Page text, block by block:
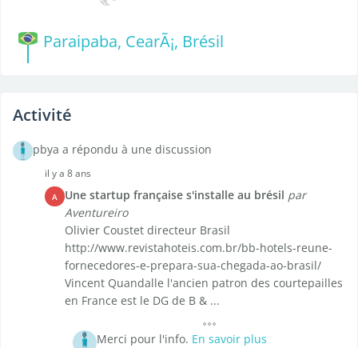
Paraipaba, CearÃ¡, Brésil
Activité
pbya a répondu à une discussion
il y a 8 ans
A Une startup française s'installe au brésil par
Aventureiro
Olivier Coustet directeur Brasil
http://www.revistahoteis.com.br/bb-hotels-reune-
fornecedores-e-prepara-sua-chegada-ao-brasil/
Vincent Quandalle l'ancien patron des courtepailles
en France est le DG de B & ...
Merci pour l'info. En savoir plus